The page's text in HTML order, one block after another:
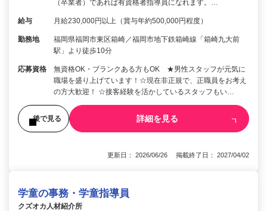
（卒業者）であれば有資格者指導員になれます。…
給与 月給230,000円以上（賞与年約500,000円程度）
勤務地
福岡県福岡市東区箱崎／福岡市地下鉄箱崎線「箱崎九大前
駅」より徒歩10分
応募資格
無資格OK・ブランクある方もOK ★男性スタッフが元気に
職場を盛り上げています！☆現在非正規で、正職員をお考え
の方大歓迎！ ☆接客経験を活かしているスタッフもい…
後で見る 詳細を見る
更新日： 2026/06/26 掲載終了日： 2027/04/02
学童の事務・学童指導員
クズオカ人材紹介所